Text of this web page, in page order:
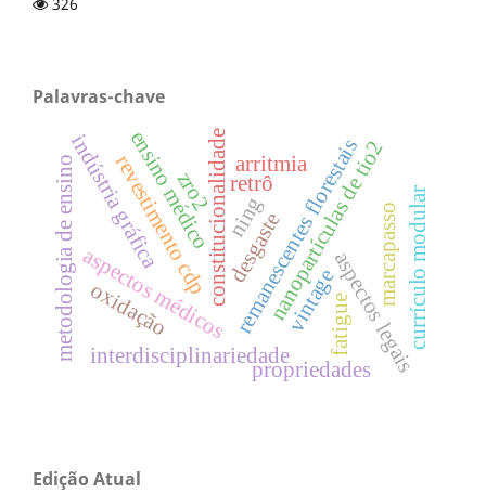
Palavras-chave
nanopartículas de tio2
ning
constitucionalidade
aspectos legais
aspectos médicos
interdisciplinariedade
desgaste
revestimento cdp
vintage
retrô
currículo modular
arritmia
indústria gráfica remanescentes florestais
metodologia de ensino ensino médico
marcapasso
propriedades
zro2
fatigue
oxidação
Edição Atual